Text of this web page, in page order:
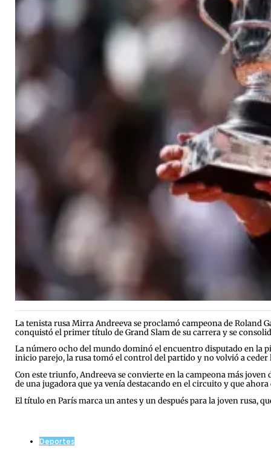
La tenista rusa Mirra Andreeva se proclamó campeona de Roland
conquistó el primer título de Grand Slam de su carrera y se
La número ocho del mundo dominó el encuentro disputado en la
inicio parejo, la rusa tomó el control del partido y no volvió a
Con este triunfo, Andreeva se convierte en la campeona más
de una jugadora que ya venía destacando en el circuito y que
El título en París marca un antes y un después para la joven rusa,
Deportes